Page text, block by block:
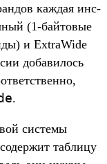
каж­дая инс­
(1-бай­товые
и ExtraWide
добави­лось
.
сис­темы
таб­лицу